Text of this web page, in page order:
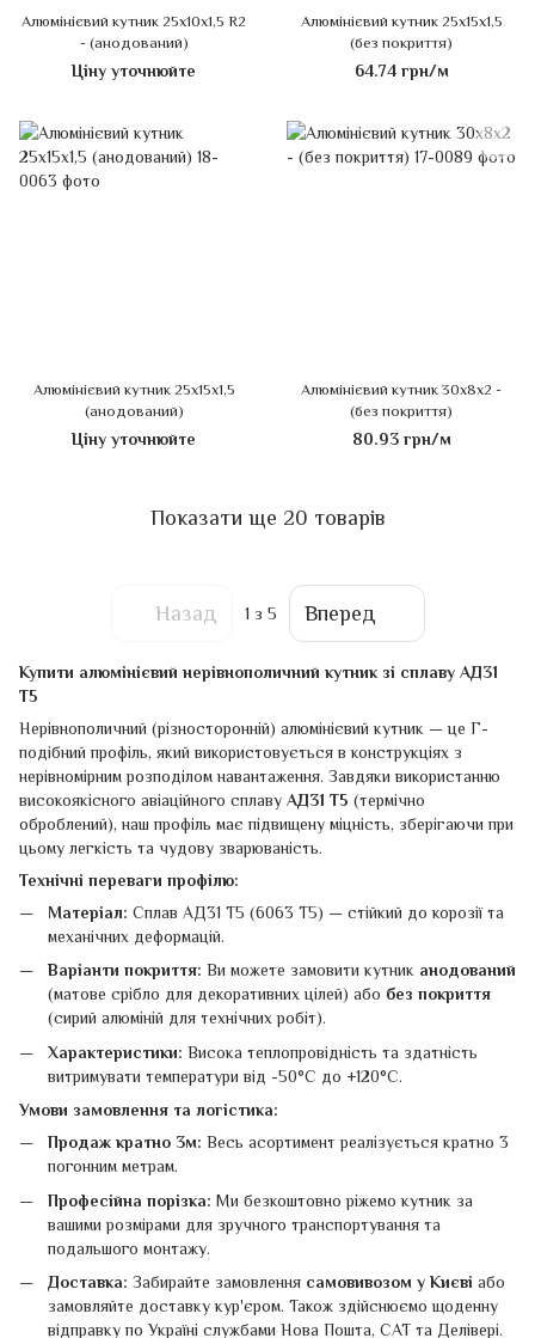
Алюмінієвий кутник 25х10х1,5 R2
- (анодований)
Ціну уточнюйте
Алюмінієвий кутник 25х15х1,5
(без покриття)
64.74 грн/м
Алюмінієвий кутник 25х15х1,5
(анодований)
Ціну уточнюйте
Алюмінієвий кутник 30х8х2 -
(без покриття)
80.93 грн/м
Показати ще 20 товарів
Назад 1 з 5 Вперед
Купити алюмінієвий нерівнополичний кутник зі сплаву АД31
Т5
Нерівнополичний (різносторонній) алюмінієвий кутник — це Г-
подібний профіль, який використовується в конструкціях з
нерівномірним розподілом навантаження. Завдяки використанню
високоякісного авіаційного сплаву АД31 Т5 (термічно
оброблений), наш профіль має підвищену міцність, зберігаючи при
цьому легкість та чудову зварюваність.
Технічні переваги профілю:
Матеріал: Сплав АД31 Т5 (6063 Т5) — стійкий до корозії та
механічних деформацій.
Варіанти покриття: Ви можете замовити кутник анодований
(матове срібло для декоративних цілей) або без покриття
(сирий алюміній для технічних робіт).
Характеристики: Висока теплопровідність та здатність
витримувати температури від -50°C до +120°C.
Умови замовлення та логістика:
Продаж кратно 3м: Весь асортимент реалізується кратно 3
погонним метрам.
Професійна порізка: Ми безкоштовно ріжемо кутник за
вашими розмірами для зручного транспортування та
подальшого монтажу.
Доставка: Забирайте замовлення самовивозом у Києві або
замовляйте доставку кур'єром. Також здійснюємо щоденну
відправку по Україні службами Нова Пошта, САТ та Делівері.